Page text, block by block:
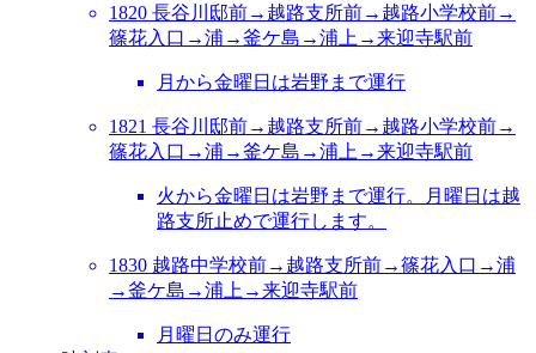
1820 長谷川邸前→越路支所前→越路小学校前→
篠花入口→浦→釜ケ島→浦上→来迎寺駅前
月から金曜日は岩野まで運行
1821 長谷川邸前→越路支所前→越路小学校前→
篠花入口→浦→釜ケ島→浦上→来迎寺駅前
火から金曜日は岩野まで運行。月曜日は越
路支所止めで運行します。
1830 越路中学校前→越路支所前→篠花入口→浦
→釜ケ島→浦上→来迎寺駅前
月曜日のみ運行